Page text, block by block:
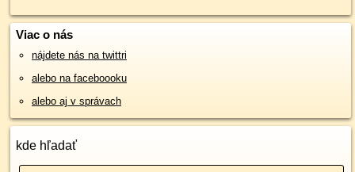
Viac o nás
nájdete nás na twittri
alebo na faceboooku
alebo aj v správach
kde hľadať